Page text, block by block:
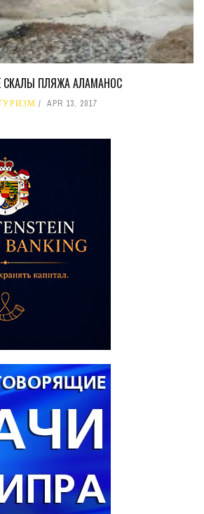
СКАЛЫ ПЛЯЖА АЛАМАНОС
APR 13, 2017